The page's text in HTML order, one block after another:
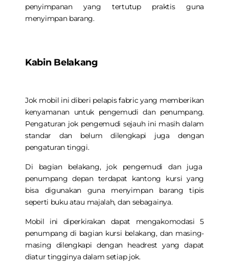
penyimpanan yang tertutup praktis guna
menyimpan barang.
Kabin Belakang
Jok mobil ini diberi pelapisfabric yang memberikan
kenyamanan untuk pengemudi dan penumpang.
Pengaturan jok pengemudi sejauh ini masih dalam
standar dan belum dilengkapi juga dengan
pengaturan tinggi.
Di bagian belakang, jok pengemudi dan juga
penumpang depan terdapat kantong kursi yang
bisa digunakan guna menyimpan barang tipis
seperti buku atau majalah, dan sebagainya.
Mobil ini diperkirakan dapat mengakomodasi 5
penumpang di bagian kursi belakang, dan masing-
masing dilengkapi dengan headrest yang dapat
diatur tingginya dalam setiap jok.